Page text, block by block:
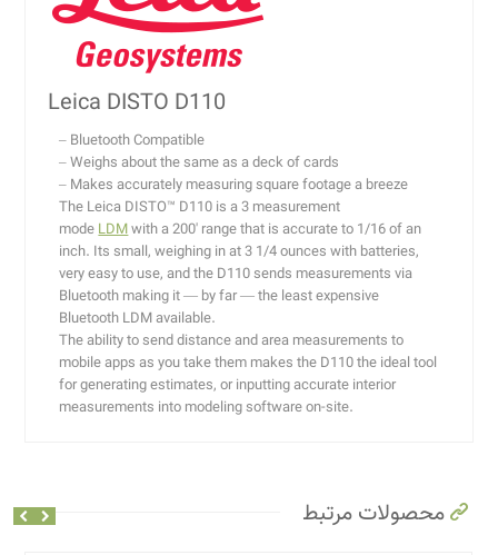
Leica DISTO D110
– Bluetooth Compatible
– Weighs about the same as a deck of cards
– Makes accurately measuring square footage a breeze
The Leica DISTO™ D110 is a 3 measurement
modeLDMwith a 200′ range that is accurate to 1/16 of an
inch. Its small, weighing in at 3 1/4 ounces with batteries,
very easy to use, and the D110 sends measurements via
Bluetooth making it — by far — the least expensive
Bluetooth LDM available.
The ability to send distance and area measurements to
mobile apps as you take them makes the D110 the ideal tool
for generating estimates, or inputting accurate interior
measurements into modeling software on-site.
محصولات مرتبط